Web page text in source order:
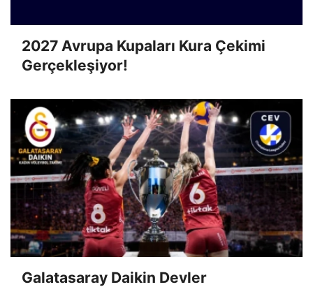
2027 Avrupa Kupaları Kura Çekimi
Gerçekleşiyor!
Galatasaray Daikin Devler